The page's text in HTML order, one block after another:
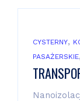
CYSTERNY,
PASAŻERSKIE,